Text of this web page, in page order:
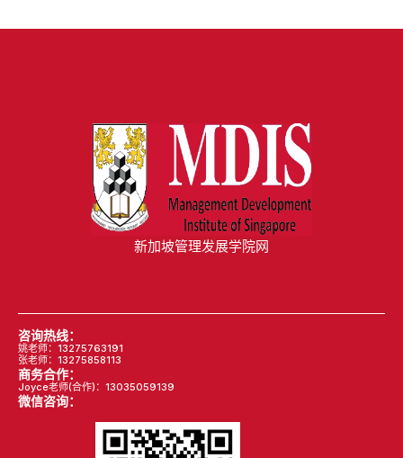
新加坡管理发展学院网
咨询热线：
姚老师：13275763191
张老师：13275858113
商务合作：
Joyce老师(合作)：13035059139
微信咨询：